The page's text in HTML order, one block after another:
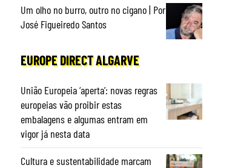
Um olho no burro, outro no cigano | Por
José Figueiredo Santos
EUROPE DIRECT ALGARVE
União Europeia ‘aperta’: novas regras
europeias vão proibir estas
embalagens e algumas entram em
vigor já nesta data
Cultura e sustentabilidade marcam